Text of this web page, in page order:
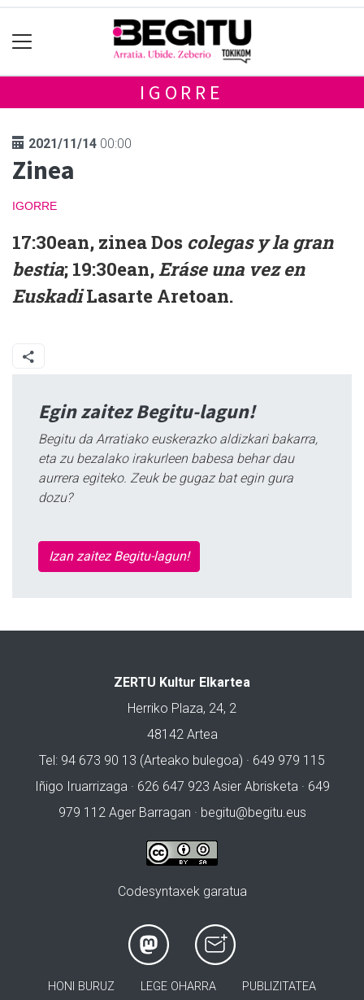
IGORRE
2021/11/14 00:00
Zinea
IGORRE
17:30ean, zinea Dos colegas y la gran
bestia; 19:30ean,Eráse una vez en
EuskadiLasarte Aretoan.
Egin zaitez Begitu-lagun!
Begitu da Arratiako euskerazko aldizkari bakarra,
eta zu bezalako irakurleen babesa behar dau
aurrera egiteko. Zeuk be gugaz bat egin gura
dozu?
Izan zaitez Begitu-lagun!
ZERTU Kultur Elkartea
Herriko Plaza, 24, 2
48142 Artea
Tel: 94 673 90 13 (Arteako bulegoa) · 649 979 115
Iñigo Iruarrizaga · 626 647 923 Asier Abrisketa · 649
979 112 Ager Barragan · begitu@begitu.eus
Codesyntaxek garatua
HONI BURUZ LEGE OHARRA PUBLIZITATEA